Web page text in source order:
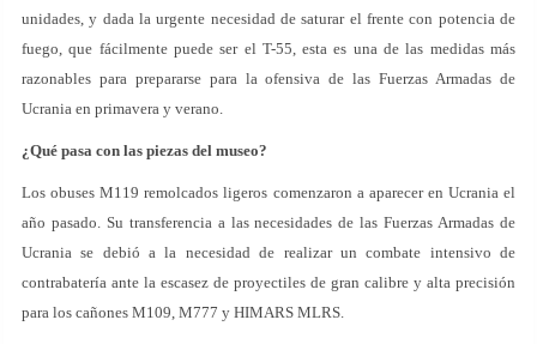
unidades, y dada la urgente necesidad de saturar el frente con potencia de
fuego, que fácilmente puede ser el T-55, esta es una de las medidas más
razonables para prepararse para la ofensiva de las Fuerzas Armadas de
Ucrania en primavera y verano.
¿Qué pasa con las piezas del museo?
Los obuses M119 remolcados ligeros comenzaron a aparecer en Ucrania el
año pasado. Su transferencia a las necesidades de las Fuerzas Armadas de
Ucrania se debió a la necesidad de realizar un combate intensivo de
contrabatería ante la escasez de proyectiles de gran calibre y alta precisión
para los cañones M109, M777 y HIMARS MLRS.